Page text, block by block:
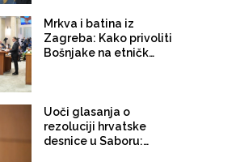
Mrkva i batina iz
Zagreba: Kako privoliti
Bošnjake na etničko
Uoči glasanja o
rezoluciji hrvatske
desnice u Saboru: